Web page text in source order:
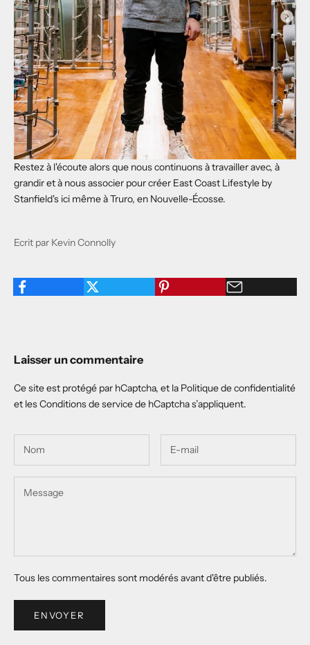
Restez à l'écoute alors que nous continuons à travailler avec, à
grandir et à nous associer pour créer East Coast Lifestyle by
Stanfield's ici même à Truro, en Nouvelle-Écosse.
Ecrit par Kevin Connolly
Laisser un commentaire
Ce site est protégé par hCaptcha, et la Politique de confidentialité
et lesConditions de servicede hCaptcha s’appliquent.
Tous les commentaires sont modérés avant d'être publiés.
ENVOYER